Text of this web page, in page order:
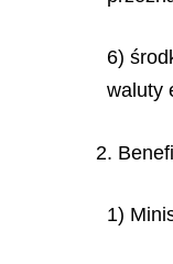
6)
waluty
2.
1)